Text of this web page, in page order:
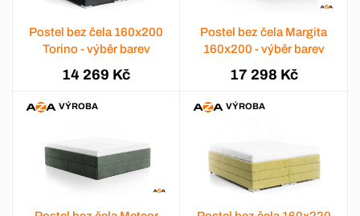
Postel bez čela 160x200
Torino - výběr barev
14 269 Kč
Postel bez čela Margita
160x200 - výběr barev
17 298 Kč
VÝROBA VÝROBA